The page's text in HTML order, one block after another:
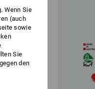
Wenn Sie
(auch
sowie
Sie
den